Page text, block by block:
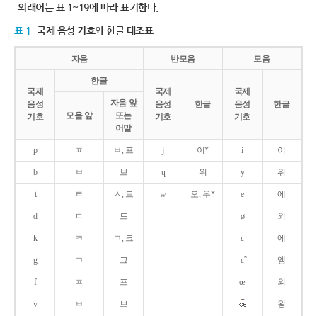
외래어는 표 1~19에 따라 표기한다.
표 1 국제 음성 기호와 한글 대조표
자음 반모음 모음
국제
음성
기호
한글
국제
음성
기호
한글
국제
음성
기호
한글
모음 앞
자음 앞
또는
어말
p ㅍ ㅂ, 프 j 이* i 이
b ㅂ 브 ɥ 위 y 위
t ㅌ ㅅ, 트 w 오, 우* e 에
d ㄷ 드 ø 외
k ㅋ ㄱ, 크 ɛ 에
g ㄱ 그 ɛ̃ 앵
f ㅍ 프 œ 외
v ㅂ 브 욍